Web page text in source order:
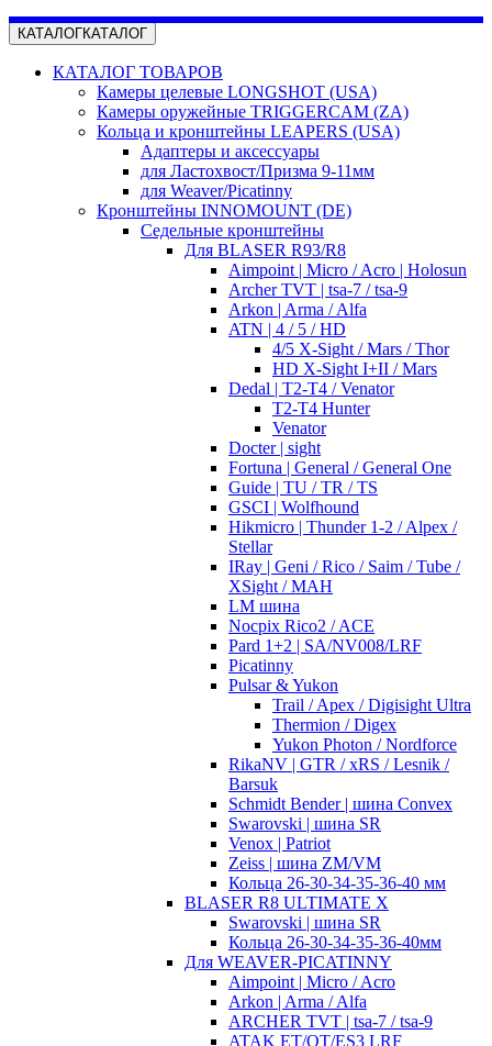
КАТАЛОГКАТАЛОГ
КАТАЛОГ ТОВАРОВ
Камеры целевые LONGSHOT (USA)
Камеры оружейные TRIGGERCAM (ZA)
Кольца и кронштейны LEAPERS (USA)
Адаптеры и аксессуары
для Ластохвост/Призма 9-11мм
для Weaver/Picatinny
Кронштейны INNOMOUNT (DE)
Седельные кронштейны
Для BLASER R93/R8
Aimpoint | Micro / Acro | Holosun
Archer TVT | tsa-7 / tsa-9
Arkon | Arma / Alfa
ATN | 4 / 5 / HD
4/5 X-Sight / Mars / Thor
HD X-Sight I+II / Mars
Dedal | T2-T4 / Venator
T2-T4 Hunter
Venator
Docter | sight
Fortuna | General / General One
Guide | TU / TR / TS
GSCI | Wolfhound
Hikmicro | Thunder 1-2 / Alpex /
Stellar
IRay | Geni / Rico / Saim / Tube /
XSight / MAH
LM шина
Nocpix Rico2 / ACE
Pard 1+2 | SA/NV008/LRF
Picatinny
Pulsar & Yukon
Trail / Apex / Digisight Ultra
Thermion / Digex
Yukon Photon / Nordforce
RikaNV | GTR / xRS / Lesnik /
Barsuk
Schmidt Bender | шина Convex
Swarovski | шина SR
Venox | Patriot
Zeiss | шина ZM/VM
Кольца 26-30-34-35-36-40 мм
BLASER R8 ULTIMATE X
Swarovski | шина SR
Кольца 26-30-34-35-36-40мм
Для WEAVER-PICATINNY
Aimpoint | Micro / Acro
Arkon | Arma / Alfa
ARCHER TVT | tsa-7 / tsa-9
ATAK ET/OT/ES3 LRF